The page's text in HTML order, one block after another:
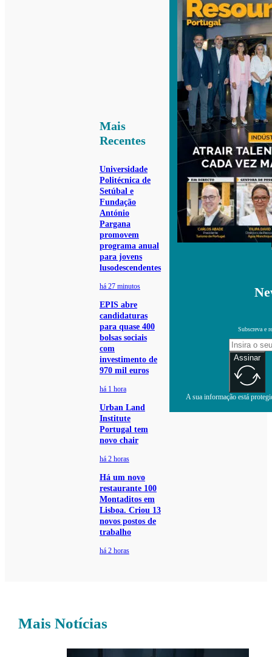
Mais
Recentes
Universidade
Politécnica de
Setúbal e
Fundação
António
Pargana
promovem
programa anual
para jovens
lusodescendentes
há 27 minutos
EPIS abre
candidaturas
para quase 400
bolsas sociais
com
investimento de
970 mil euros
há 1 hora
Urban Land
Institute
Portugal tem
novo chair
há 2 horas
Há um novo
restaurante 100
Montaditos em
Lisboa. Criou 13
novos postos de
trabalho
há 2 horas
Subscreva e
Assinar
A sua informação está
Mais Notícias